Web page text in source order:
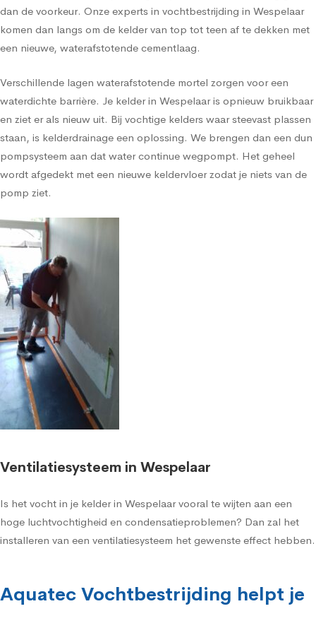
dan de voorkeur. Onze experts in vochtbestrijding in Wespelaar
komen dan langs om de kelder van top tot teen af te dekken met
een nieuwe, waterafstotende cementlaag.
Verschillende lagen waterafstotende mortel zorgen voor een
waterdichte barrière. Je kelder in Wespelaar is opnieuw bruikbaar
en ziet er als nieuw uit. Bij vochtige kelders waar steevast plassen
staan, is kelderdrainage een oplossing. We brengen dan een dun
pompsysteem aan dat water continue wegpompt. Het geheel
wordt afgedekt met een nieuwe keldervloer zodat je niets van de
pomp ziet.
Ventilatiesysteem in Wespelaar
Is het vocht in je kelder in Wespelaar vooral te wijten aan een
hoge luchtvochtigheid en condensatieproblemen? Dan zal het
installeren van een ventilatiesysteem het gewenste effect hebben.
Aquatec Vochtbestrijding helpt je